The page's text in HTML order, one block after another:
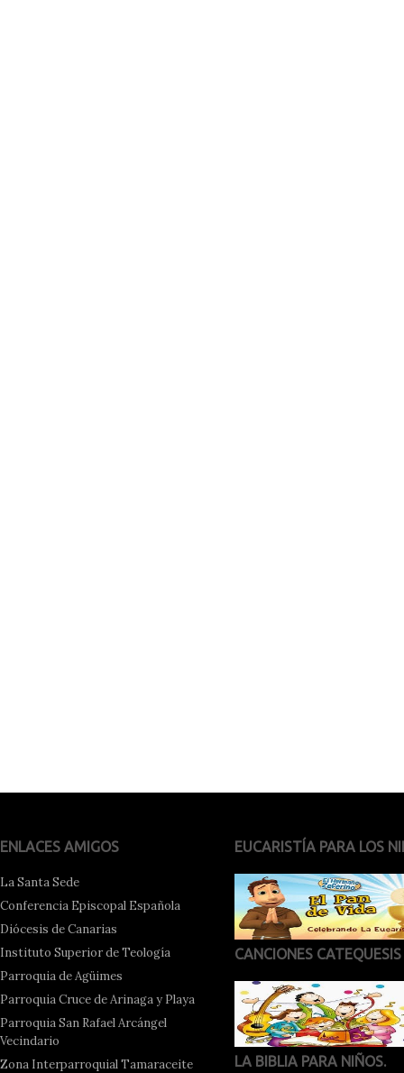
ENLACES AMIGOS
La Santa Sede
Conferencia Episcopal Española
Diócesis de Canarias
Instituto Superior de Teología
Parroquia de Agüimes
Parroquia Cruce de Arinaga y Playa
Parroquia San Rafael Arcángel
Vecindario
Zona Interparroquial Tamaraceite
EUCARISTÍA PARA LOS
CANCIONES CATEQUESIS
LA BIBLIA PARA NIÑOS.